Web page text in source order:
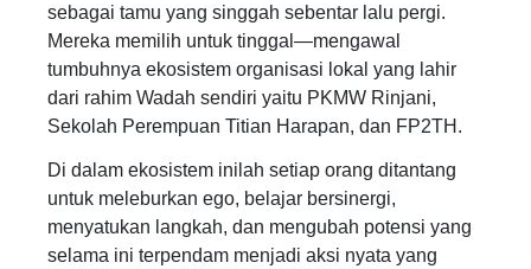
sebagai tamu yang singgah sebentar lalu pergi.
Mereka memilih untuk tinggal—mengawal
tumbuhnya ekosistem organisasi lokal yang lahir
dari rahim Wadah sendiri yaitu PKMW Rinjani,
Sekolah Perempuan Titian Harapan, dan FP2TH.
Di dalam ekosistem inilah setiap orang ditantang
untuk meleburkan ego, belajar bersinergi,
menyatukan langkah, dan mengubah potensi yang
selama ini terpendam menjadi aksi nyata yang